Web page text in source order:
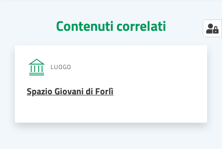
Contenuti correlati
LUOGO
Spazio Giovani di Forlì